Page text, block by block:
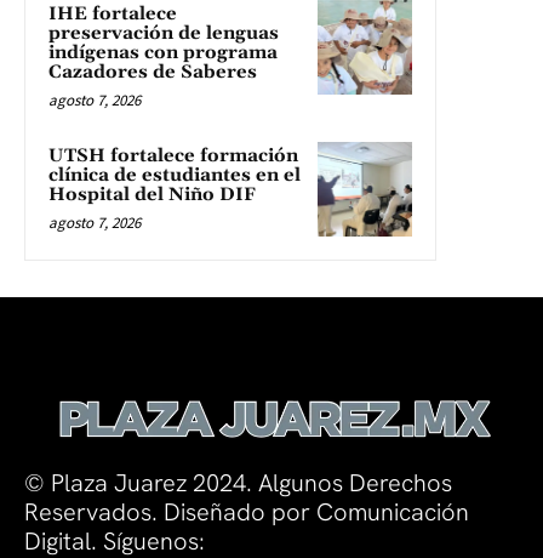
IHE fortalece
preservación de lenguas
indígenas con programa
Cazadores de Saberes
agosto 7, 2026
UTSH fortalece formación
clínica de estudiantes en el
Hospital del Niño DIF
agosto 7, 2026
© Plaza Juarez 2024. Algunos Derechos
Reservados. Diseñado por Comunicación
Digital. Síguenos: